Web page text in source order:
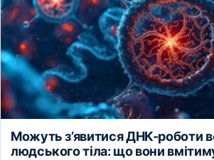
Можуть з’явитися ДНК-роботи
людського тіла: що вони